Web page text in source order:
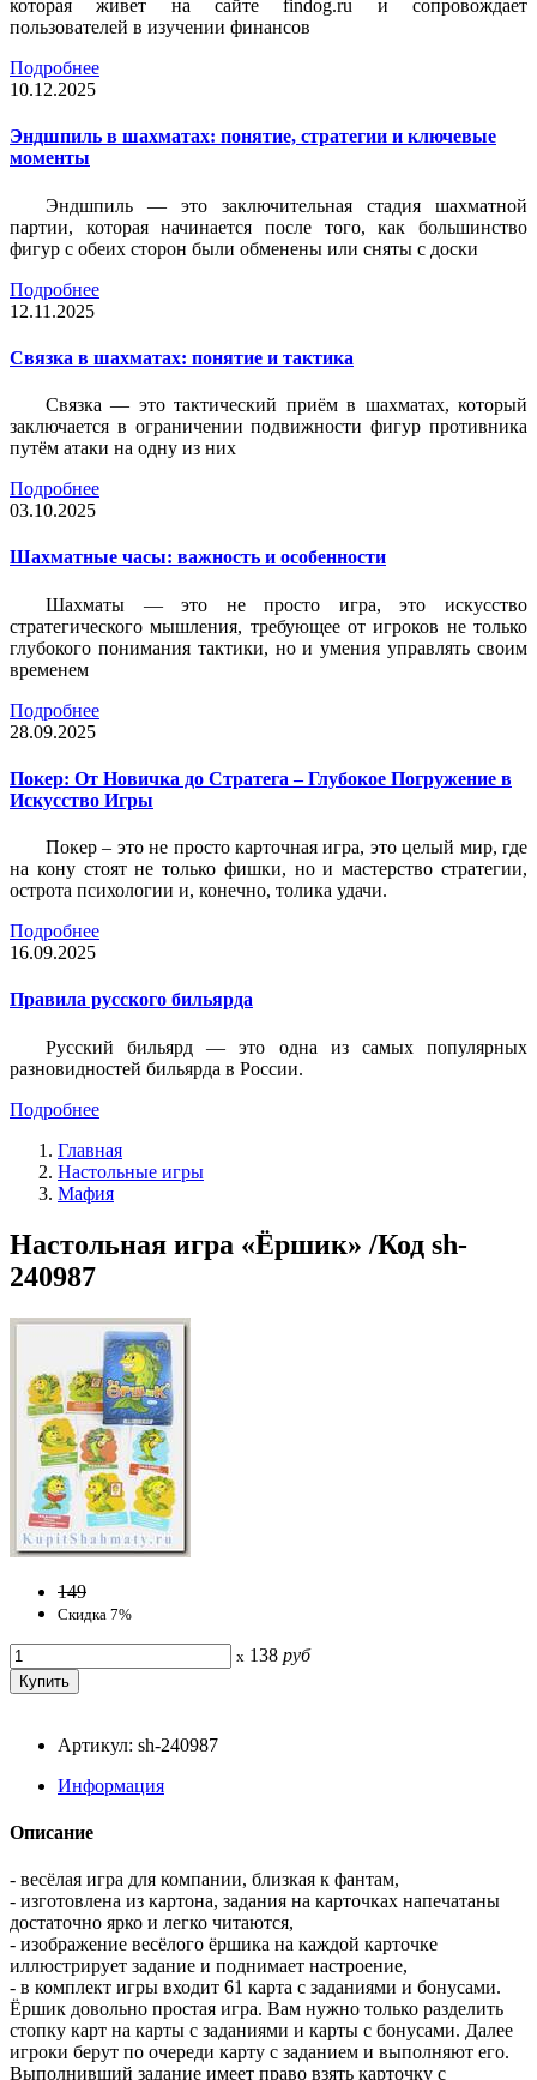
которая живет на сайте findog.ru и сопровождает
пользователей в изучении финансов
Подробнее
10.12.2025
Эндшпиль в шахматах: понятие, стратегии и ключевые
моменты
Эндшпиль — это заключительная стадия шахматной
партии, которая начинается после того, как большинство
фигур с обеих сторон были обменены или сняты с доски
Подробнее
12.11.2025
Связка в шахматах: понятие и тактика
Связка — это тактический приём в шахматах, который
заключается в ограничении подвижности фигур противника
путём атаки на одну из них
Подробнее
03.10.2025
Шахматные часы: важность и особенности
Шахматы — это не просто игра, это искусство
стратегического мышления, требующее от игроков не только
глубокого понимания тактики, но и умения управлять своим
временем
Подробнее
28.09.2025
Покер: От Новичка до Стратега – Глубокое Погружение в
Искусство Игры
Покер – это не просто карточная игра, это целый мир, где
на кону стоят не только фишки, но и мастерство стратегии,
острота психологии и, конечно, толика удачи.
Подробнее
16.09.2025
Правила русского бильярда
Русский бильярд — это одна из самых популярных
разновидностей бильярда в России.
Подробнее
Главная
Настольные игры
Мафия
Настольная игра «Ёршик» /Код sh-
240987
149
Скидка 7%
x 138 руб
Артикул: sh-240987
Информация
Описание
- весёлая игра для компании, близкая к фантам,
- изготовлена из картона, задания на карточках напечатаны
достаточно ярко и легко читаются,
- изображение весёлого ёршика на каждой карточке
иллюстрирует задание и поднимает настроение,
- в комплект игры входит 61 карта с заданиями и бонусами.
Ёршик довольно простая игра. Вам нужно только разделить
стопку карт на карты с заданиями и карты с бонусами. Далее
игроки берут по очереди карту с заданием и выполняют его.
Выполнивший задание имеет право взять карточку с